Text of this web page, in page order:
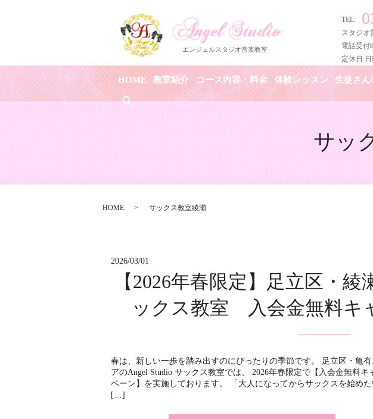
TEL:
スタジオ
電話受付
定休日:日
HOME 教室紹介 コース内容・料金 体験レッスン 生徒さん
search
サッ
HOME サックス教室綾瀬
2026/03/01
【2026年春限定】足立区・
ックス教室 入会金無料キ
春は、新しい一歩を踏み出すのにぴったりの季節です。 足立区・亀有
アのAngel Studio サックス教室では、 2026年春限定で【入会金無料キ
ペーン】を実施しております。 「大人になってからサックスを始め
[…]